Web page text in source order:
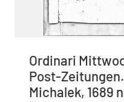
Ordinari
Post-
Michalek, 1689